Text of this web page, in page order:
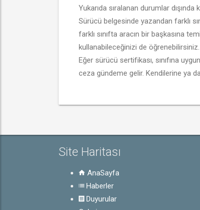
Yukarıda sıralanan durumlar
Sürücü belgesinde yazandan farklı
farklı sınıfta aracın bir başkasına
kullanabileceğinizi de öğrenebilirsiniz.
Eğer sürücü sertifikası, sınıfına
ceza gündeme gelir. Kendilerine ya
Site Haritası
AnaSayfa
Haberler
Duyurular